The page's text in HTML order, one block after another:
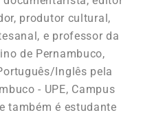
produtor cultural,
e professor da
de Pernambuco,
Inglês pela
- UPE, Campus
também é estudante